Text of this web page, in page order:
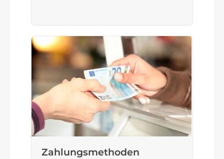
Zahlungsmethoden